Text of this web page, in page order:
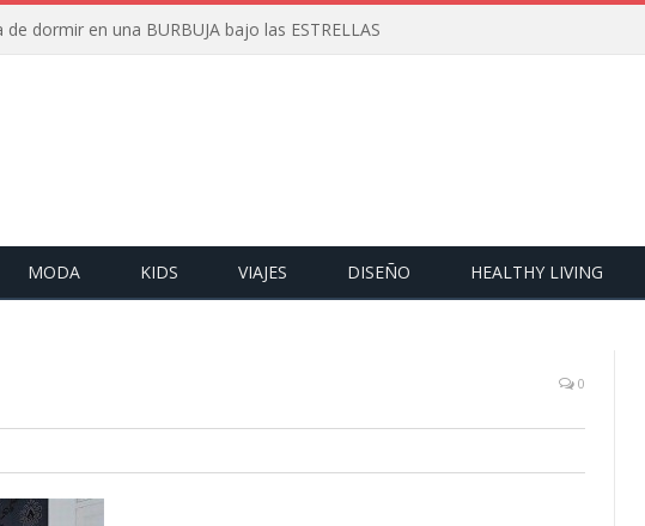
de dormir en una BURBUJA bajo las ESTRELLAS
MODA KIDS VIAJES DISEÑO HEALTHY LIVING
0